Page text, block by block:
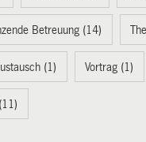
Betreuung (14)
(1) Vortrag (1)